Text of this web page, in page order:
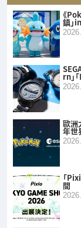
《
鎮」
rn」
歐洲
年世
「
間